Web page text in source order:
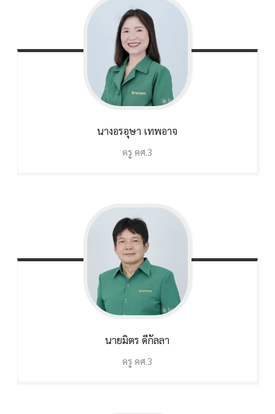
นางอรอุษา เทพอาจ
ครู คศ.3
นายมิตร ดีกัลลา
ครู คศ.3